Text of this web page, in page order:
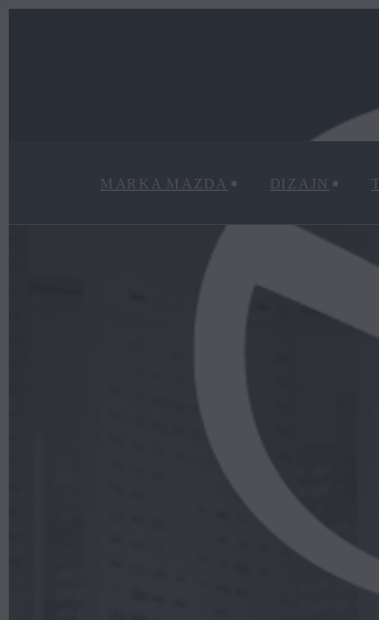
MARKA MAZDA DIZAJN